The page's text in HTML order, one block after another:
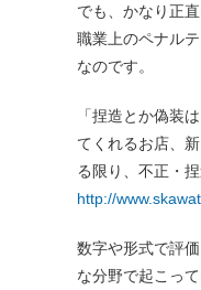
でも、かなり正
職業上のペナル
なのです。
「捏造とか偽装
てくれるお店、
る限り、不正・
http://
数字や形式で評
な分野で起こっ